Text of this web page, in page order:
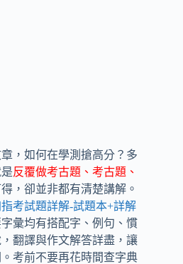
，如何在學測搶高分？多
反覆做考古題、考古題、
，卻並非都有清楚講解。
考試題詳解-試題本+詳解
彙均有搭配字、例句、慣
翻譯與作文解答詳盡，讓
考前不要再花時間查字典